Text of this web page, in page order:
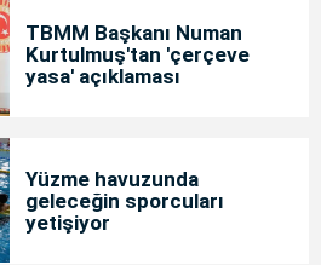
TBMM Başkanı Numan
Kurtulmuş'tan 'çerçeve
yasa' açıklaması
Yüzme havuzunda
geleceğin sporcuları
yetişiyor